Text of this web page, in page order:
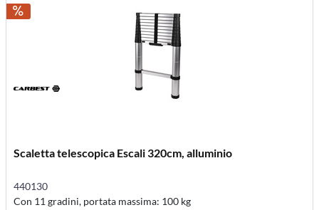
Scaletta telescopica Escali 320cm, alluminio
440130
Con 11 gradini, portata massima: 100 kg